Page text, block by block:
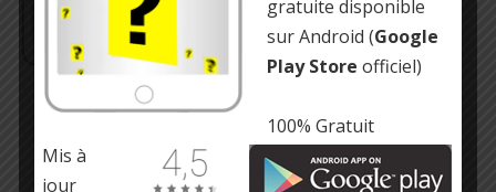
gratuite disponible
sur Android (Google
Play Store officiel)
100% Gratuit
Mis à
jour